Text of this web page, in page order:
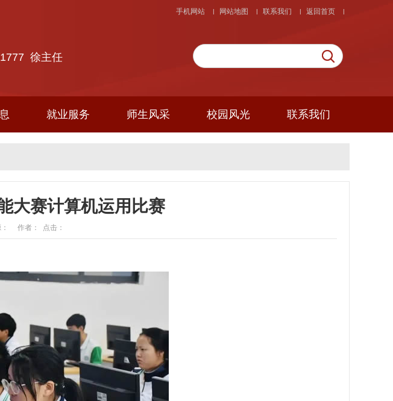
|
返回首页
|
联系我们
|
网站地图
|
手机网站
徐主任
就业服务 师生风采 校园风光 联系我们
大赛计算机运用比赛
作者： 点击：